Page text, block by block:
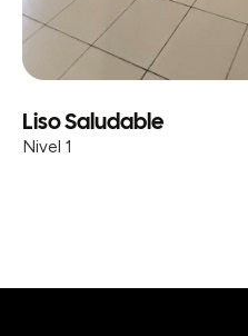
Liso Saludable
Nivel 1